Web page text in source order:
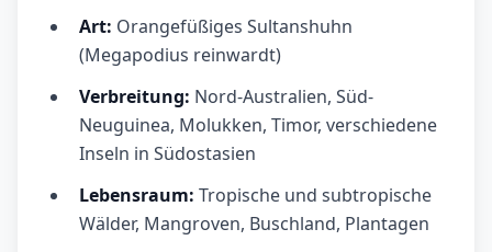
Art: Orangefüßiges Sultanshuhn
(Megapodius reinwardt)
Verbreitung: Nord-Australien, Süd-
Neuguinea, Molukken, Timor, verschiedene
Inseln in Südostasien
Lebensraum: Tropische und subtropische
Wälder, Mangroven, Buschland, Plantagen